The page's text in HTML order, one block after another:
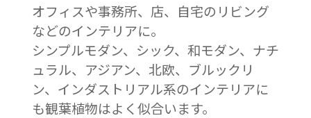
オフィスや事務所、店、自宅のリビング
などのインテリアに。
シンプルモダン、シック、和モダン、ナチ
ュラル、アジアン、北欧、ブルックリ
ン、インダストリアル系のインテリアに
も観葉植物はよく似合います。